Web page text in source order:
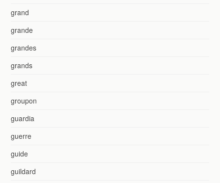
grand
grande
grandes
grands
great
groupon
guardia
guerre
guide
guildard